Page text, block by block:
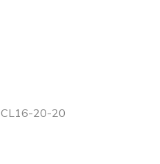
CL16-20-20